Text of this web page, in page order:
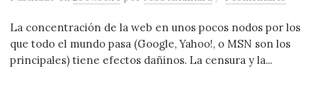
La concentración de la web en unos pocos nodos por los
que todo el mundo pasa (Google, Yahoo!, o MSN son los
principales) tiene efectos dañinos. La censura y la...